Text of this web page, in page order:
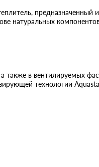
предназначенный
натуральных
также в вентилируемых
технологии